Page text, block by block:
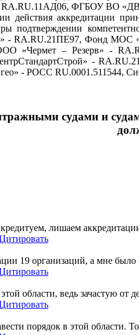
RA.RU.11АД06, ФГБОУ ВО
действия аккредитации
подтверждении
- RA.RU.21ПЕ97, Фонд
«Чермет – Резерв» -
-
- РОСС RU.0001.511544,
судами и
лишаем
19 организаций, а мне
области, ведь зачастую
порядок в этой области.